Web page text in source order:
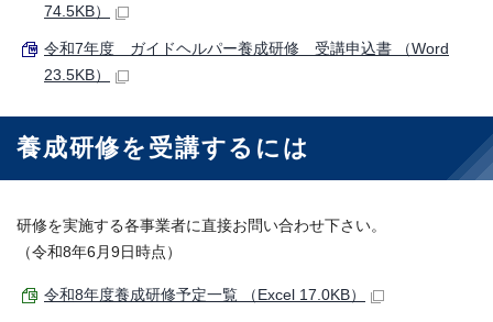
74.5KB）
令和7年度 ガイドヘルパー養成研修 受講申込書 （Word
23.5KB）
養成研修を受講するには
研修を実施する各事業者に直接お問い合わせ下さい。
（令和8年6月9日時点）
令和8年度養成研修予定一覧 （Excel 17.0KB）